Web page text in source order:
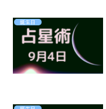
誕生日